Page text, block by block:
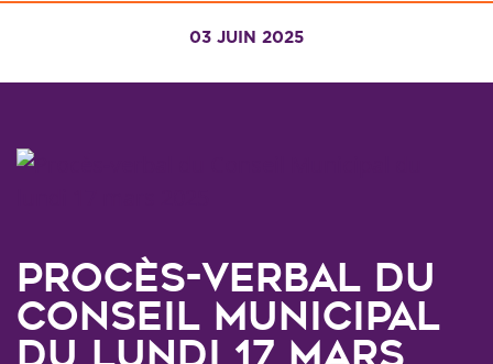
03 JUIN 2025
Procès-verbal du
Conseil Municipal
du lundi 17 mars